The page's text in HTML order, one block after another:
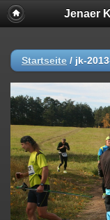
Jenaer
Startseite / jk-